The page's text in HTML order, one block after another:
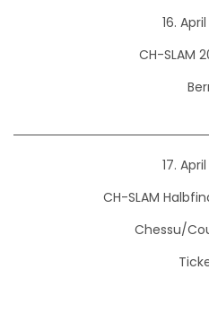
16.
CH-SLAM
17.
CH-SLAM
Chessu/